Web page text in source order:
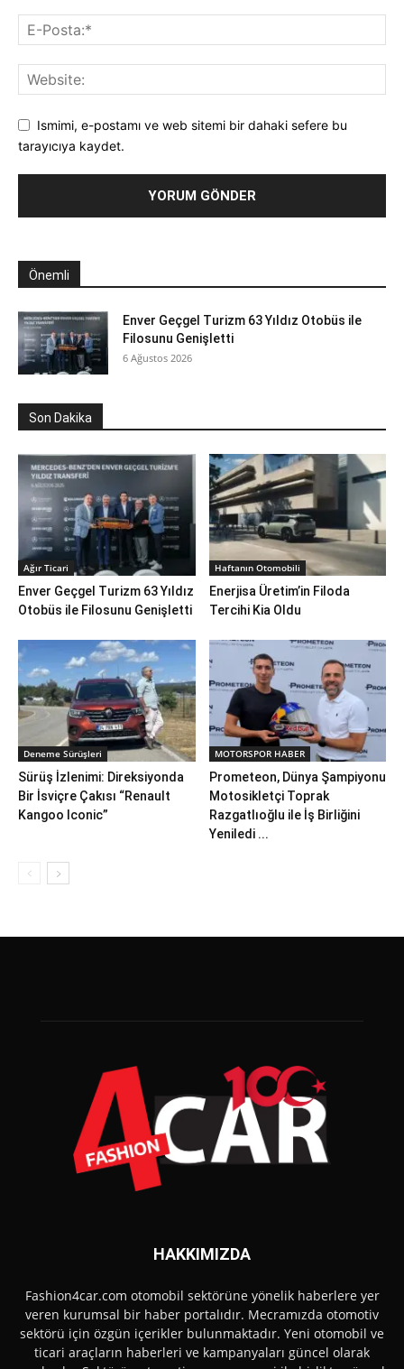
Ismimi, e-postamı ve web sitemi bir dahaki sefere bu
tarayıcıya kaydet.
Önemli
Enver Geçgel Turizm 63 Yıldız Otobüs ile
Filosunu Genişletti
6 Ağustos 2026
Son Dakika
Ağır Ticari
Enver Geçgel Turizm 63 Yıldız
Otobüs ile Filosunu Genişletti
Haftanın Otomobili
Enerjisa Üretim’in Filoda
Tercihi Kia Oldu
Deneme Sürüşleri
Sürüş İzlenimi: Direksiyonda
Bir İsviçre Çakısı “Renault
Kangoo Iconic”
MOTORSPOR HABER
Prometeon, Dünya Şampiyonu
Motosikletçi Toprak
Razgatlıoğlu ile İş Birliğini
Yeniledi ...
HAKKIMIZDA
Fashion4car.com otomobil sektörüne yönelik haberlere yer
veren kurumsal bir haber portalıdır. Mecramızda otomotiv
sektörü için özgün içerikler bulunmaktadır. Yeni otomobil ve
ticari araçların haberleri ve kampanyaları güncel olarak